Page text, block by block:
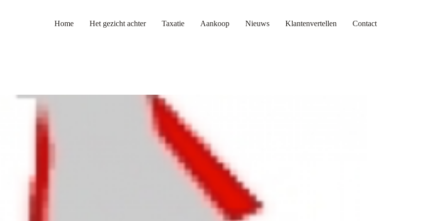
Home Het gezicht achter Taxatie Aankoop Nieuws Klantenvertellen Contact